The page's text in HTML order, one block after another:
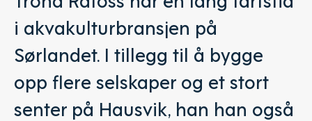
i akvakulturbransjen på
Sørlandet. I tillegg til å bygge
opp flere selskaper og et stort
senter på Hausvik, han han også